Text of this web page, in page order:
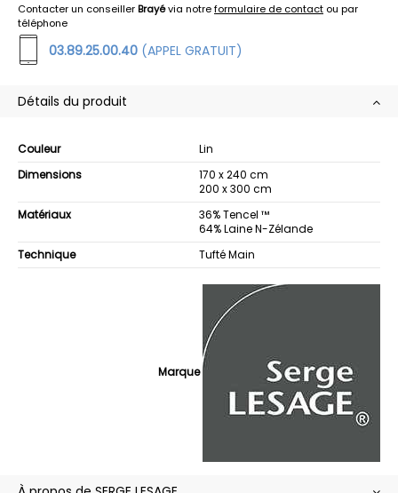
Contacter un conseillerBrayévia notreformulaire de contact ou par
téléphone
03.89.25.00.40 (APPEL GRATUIT)
Détails du produit
Couleur
Lin
Dimensions
170 x 240 cm
200 x 300 cm
Matériaux
36% Tencel ™
64% Laine N-Zélande
Technique
Tufté Main
Marque